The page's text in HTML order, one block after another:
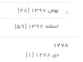
بهمن 1397 [28]
اسفند 1397 [59]
1278
دی 1278 [1]